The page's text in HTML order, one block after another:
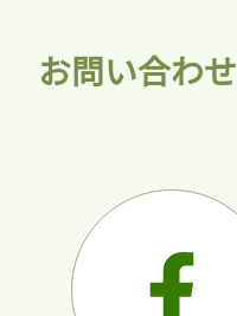
お問い合わせ